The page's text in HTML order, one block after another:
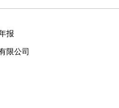
报
限公司